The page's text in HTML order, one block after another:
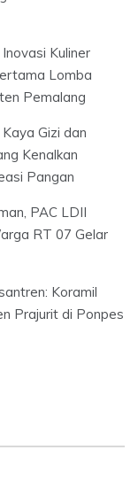
Inovasi Kuliner
Lomba
Pemalang
Kaya Gizi dan
Kenalkan
Pangan
PAC LDII
RT 07 Gelar
Koramil
Prajurit di Ponpes